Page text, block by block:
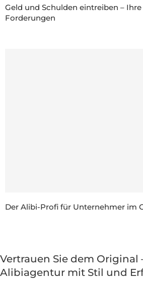
Geld und Schulden eintreiben –
Forderungen
Der Alibi-Profi für Unternehmer im
Vertrauen Sie dem Original
Alibiagentur mit Stil und